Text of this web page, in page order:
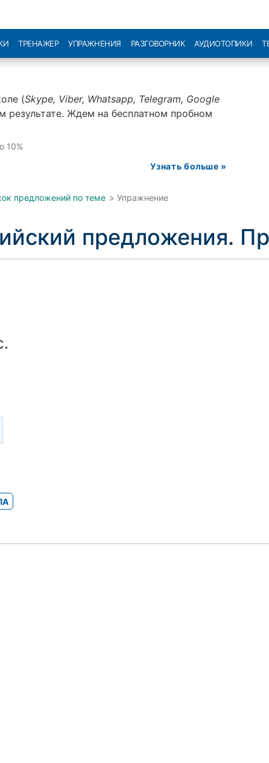
ТРЕНАЖЕР УПРАЖНЕНИЯ РАЗГОВОРНИК АУДИОТОПИКИ
(Skype, Viber, Whatsapp, Telegram, Google
результате. Ждем на бесплатном пробном
10%
Узнать больше »
предложений по теме > Упражнение
предложения.